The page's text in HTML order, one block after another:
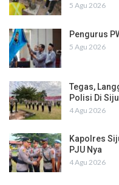
5 Agu 2026
Pengurus
5 Agu 2026
Tegas,
Polisi Di
4 Agu 2026
Kapolres
PJU Nya
4 Agu 2026